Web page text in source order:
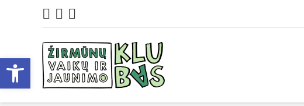
Open toolbar